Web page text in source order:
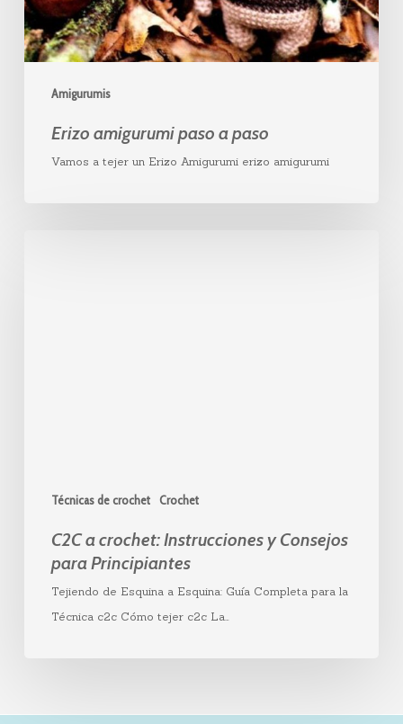
Amigurumis
Erizo amigurumi paso a paso
Vamos a tejer un Erizo Amigurumi erizo amigurumi
Técnicas de crochet Crochet
C2C a crochet: Instrucciones y Consejos
para Principiantes
Tejiendo de Esquina a Esquina: Guía Completa para la
Técnica c2c Cómo tejer c2c La…